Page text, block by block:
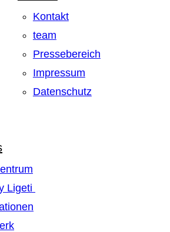
Kontakt
team
Pressebereich
Impressum
Datenschutz
Ligeti